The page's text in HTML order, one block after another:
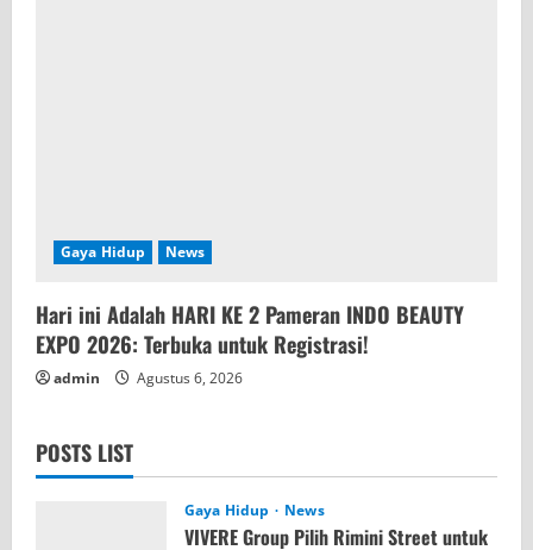
Gaya Hidup News
Hari ini Adalah HARI KE 2 Pameran INDO BEAUTY
EXPO 2026: Terbuka untuk Registrasi!
admin Agustus 6, 2026
POSTS LIST
Gaya Hidup News
VIVERE Group Pilih Rimini Street untuk